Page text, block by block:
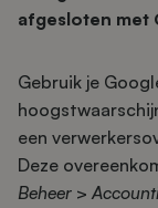
afgesloten met
Gebruik je
een
Deze
Beheer >